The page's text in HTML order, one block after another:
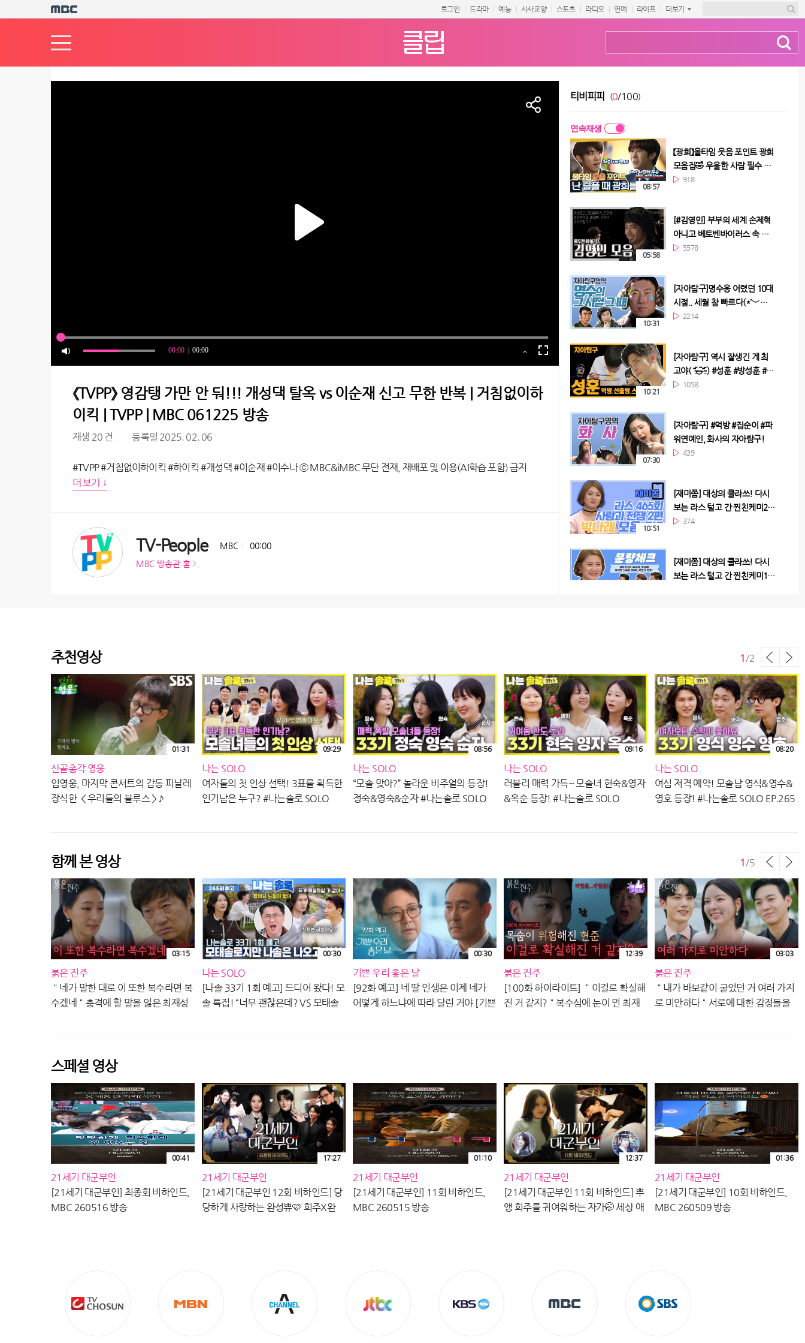
로그인 드라마 예능 시사교양 스포츠 라디오 연예 라이프 더보기
티비피피 (0/100)
연속재생
【광희】올타임 웃음 포인트 광희
모음집🤣 우울한 사람 필수 시
청...🌟 | TVPP
08:57
918
[#김영민] 부부의 세계 손제혁
아니고 베토벤바이러스 속 천
재음악가 김영민 모음.ZIP
05:58
5578
[자아탐구]명수옹 어렸던 10대
시절.. 세월 참 빠르다(*˙︶
˙*)☆*° #TVPP #박명수 #무한
10:31
2214
[자아탐구] 역시 잘생긴 게 최
고야( ⁼̴̤̆◡̶͂⁼̴̤̆ ) #성훈 #방성훈 #로
이방 #TVPP #자아탐구영역 #
10:21
1058
[자아탐구] #먹방 #집순이 #파
워연예인, 화사의 자아탐구!
07:30
439
[재미쫌] 대상의 클라쓰! 다시
보는 라스 털고 간 찐친케미2 #
박나래와 친구들
10:51
374
[재미쫌] 대상의 클라쓰! 다시
보는 라스 털고 간 찐친케미1 #
[자아탐구] #펭성 #스윗펭 덕
심으로 만든 펭성 모음.ZIP 펭
수 자아탐구
10:44
128
[자아탐구] #프로84 + #사장
84 + #야인84 = 기안84
10:12
117
카다시안 #조Zl나 까지 박나래
자아탐구!
⭐당신의 집콕을 도와드립니다
👍 나혼산 집콕팁! #TVPP #집
콕 #나혼자산다 #킬링타임 #세
정 #이소라 #박나래 #경수진
10:00
185
[자아탐구] 연이연이 장도연이
바쁘다바빠 현대사회를 살아가
는 토익 905점 장도연 자아탐
07:59
118
아탐구
[캐바캐]🌸존예로운 문가영🌸
드라마 속 캐릭터 성격 비교 영
상! 불신불만 최수지부터 엉뚱
발랄 여하진까지•̀.̫•́✧ Moon
Ga Yeong
08:06
544
[캐바캐]😽믿고 보는 김동욱😽
드라마 속 캐릭터 성격 비교!!
쾌남👊조장풍&겉바속촉🍪이
06:35
107
《TVPP》 영감탱 가만 안 둬!!! 개성댁 탈옥 vs 이순재 신고 무한 반복 | 거침없이하
이킥 | TVPP | MBC 061225 방송
재생 20 건 등록일 2025. 02. 06
#TVPP #거침없이하이킥 #하이킥 #개성댁 #이순재 #이수나 ⓒ MBC&iMBC 무단 전재, 재배포 및 이용(AI학습 포함) 금지
더보기 ↓
TV-People MBC
00:00
MBC 방송관 홈
추천영상
산골총각 영웅
임영웅, 마지막 콘서트의 감동 피날레
장식한 ＜우리들의 블루스＞♪
01:31
나는 SOLO
여자들의 첫 인상 선택! 3표를 획득한
인기남은 누구? #나는솔로 SOLO
09:29
나는 SOLO
“모솔 맞아?” 놀라운 비주얼의 등장!
정숙&영숙&순자 #나는솔로 SOLO
08:56
나는 SOLO
러블리 매력 가득~ 모솔녀 현숙&영자
&옥순 등장! #나는솔로 SOLO
09:16
나는 SOLO
여심 저격 예약! 모솔남 영식&영수&
영호 등장! #나는솔로 SOLO EP.265
08:20
1/2
함께 본 영상
붉은 진주
＂네가 말한 대로 이 또한 복수라면 복
수겠네＂충격에 할 말을 잃은 최재성
03:15
나는 SOLO
[나솔 33기 1회 예고] 드디어 왔다! 모
솔 특집! “너무 괜찮은데? VS 모태솔
00:30
기쁜 우리 좋은 날
[92화 예고] 네 딸 인생은 이제 네가
어떻게 하느냐에 따라 달린 거야 [기쁜
00:30
붉은 진주
[100화 하이라이트] ＂이걸로 확실해
진 거 같지?＂복수심에 눈이 먼 최재
12:39
붉은 진주
＂내가 바보같이 굴었던 거 여러 가지
로 미안하다＂서로에 대한 감정들을
03:03
1/5
스페셜 영상
21세기 대군부인
[21세기 대군부인] 최종회 비하인드,
MBC 260516 방송
00:41
21세기 대군부인
[21세기 대군부인 12회 비하인드] 당
당하게 사랑하는 완성쀼🩷 희주X완
17:27
21세기 대군부인
[21세기 대군부인] 11회 비하인드,
MBC 260515 방송
01:10
21세기 대군부인
[21세기 대군부인 11회 비하인드] 뿌
앵 희주를 귀여워하는 자가🤭 세상 애
12:37
21세기 대군부인
[21세기 대군부인] 10회 비하인드,
MBC 260509 방송
01:36